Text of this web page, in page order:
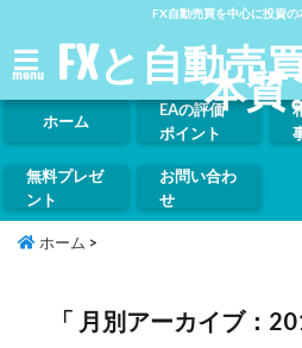
FX自動売買を中心に投資の
menu FXと自動売
本質
ホーム
EAの評価
ポイント
無料プレゼ
ント
お問い合わ
せ
ホーム >
「 月別アーカイブ：